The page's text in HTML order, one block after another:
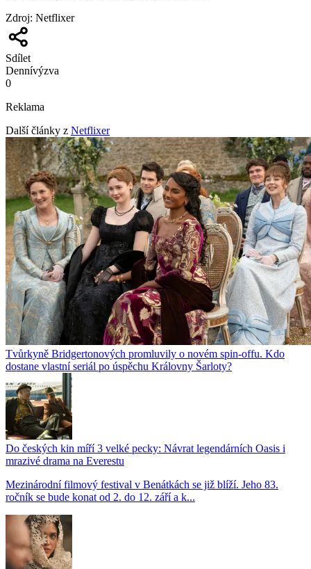
Zdroj: Netflixer
Sdílet
Dennívýzva
0
Reklama
Další články z Netflixer
Tvůrkyně Bridgertonových promluvily o novém spin-offu. Kdo
dostane vlastní seriál po úspěchu Královny Šarloty?
Do českých kin míří 3 velké pecky: Návrat legendárních Oasis i
mrazivé drama na Everestu
Mezinárodní filmový festival v Benátkách se již blíží. Jeho 83.
ročník se bude konat od 2. do 12. září a k...